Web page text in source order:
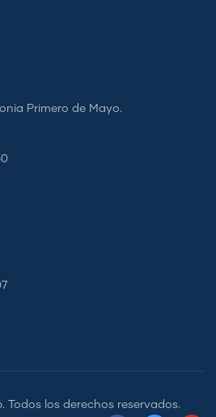
Primero de Mayo.
Todos los derechos reservados.